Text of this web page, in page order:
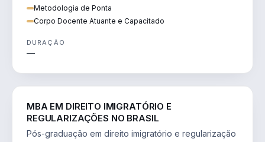
Metodologia de Ponta
Corpo Docente Atuante e Capacitado
DURAÇÃO
—
MBA EM DIREITO IMIGRATÓRIO E
REGULARIZAÇÕES NO BRASIL
Pós-graduação em direito imigratório e regularização